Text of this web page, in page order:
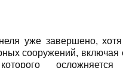
уже завершено,
сооружений,